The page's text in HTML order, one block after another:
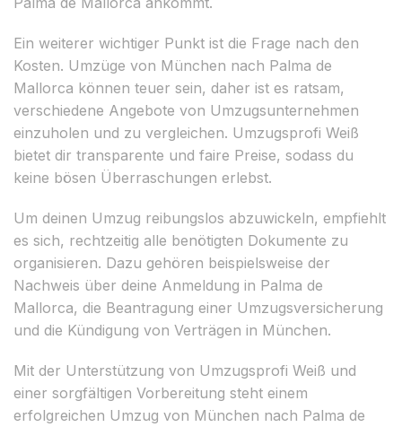
Ein weiterer wichtiger Punkt ist die Frage nach den
Kosten. Umzüge von München nach Palma de
Mallorca können teuer sein, daher ist es ratsam,
verschiedene Angebote von Umzugsunternehmen
einzuholen und zu vergleichen. Umzugsprofi Weiß
bietet dir transparente und faire Preise, sodass du
keine bösen Überraschungen erlebst.
Um deinen Umzug reibungslos abzuwickeln, empfiehlt
es sich, rechtzeitig alle benötigten Dokumente zu
organisieren. Dazu gehören beispielsweise der
Nachweis über deine Anmeldung in Palma de
Mallorca, die Beantragung einer Umzugsversicherung
und die Kündigung von Verträgen in München.
Mit der Unterstützung von Umzugsprofi Weiß und
einer sorgfältigen Vorbereitung steht einem
erfolgreichen Umzug von München nach Palma de